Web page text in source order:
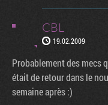
CBL
19.02.2009
Probablement des mecs
était de retour dans le
semaine après :)